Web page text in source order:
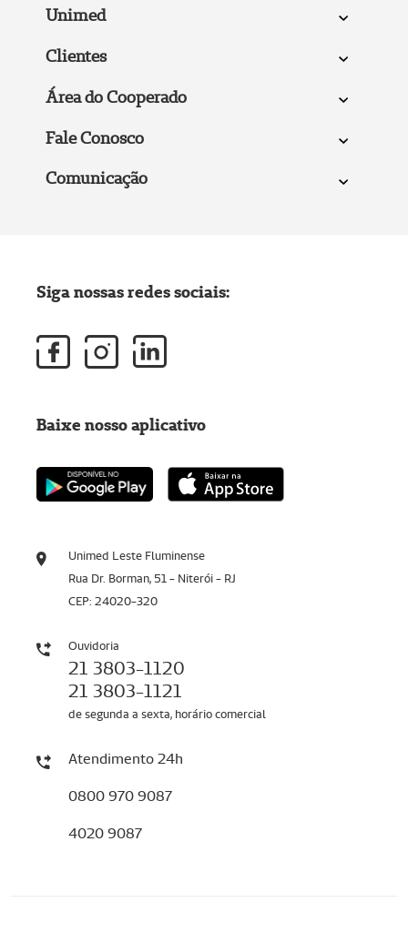
Unimed
Clientes
Área do Cooperado
Fale Conosco
Comunicação
Unimed Leste Fluminense
Rua Dr. Borman, 51 - Niterói - RJ
CEP: 24020-320
Ouvidoria
21 3803-1120
21 3803-1121
de segunda a sexta, horário comercial
Atendimento 24h
0800 970 9087
4020 9087
Siga nossas redes sociais:
Baixe nosso aplicativo